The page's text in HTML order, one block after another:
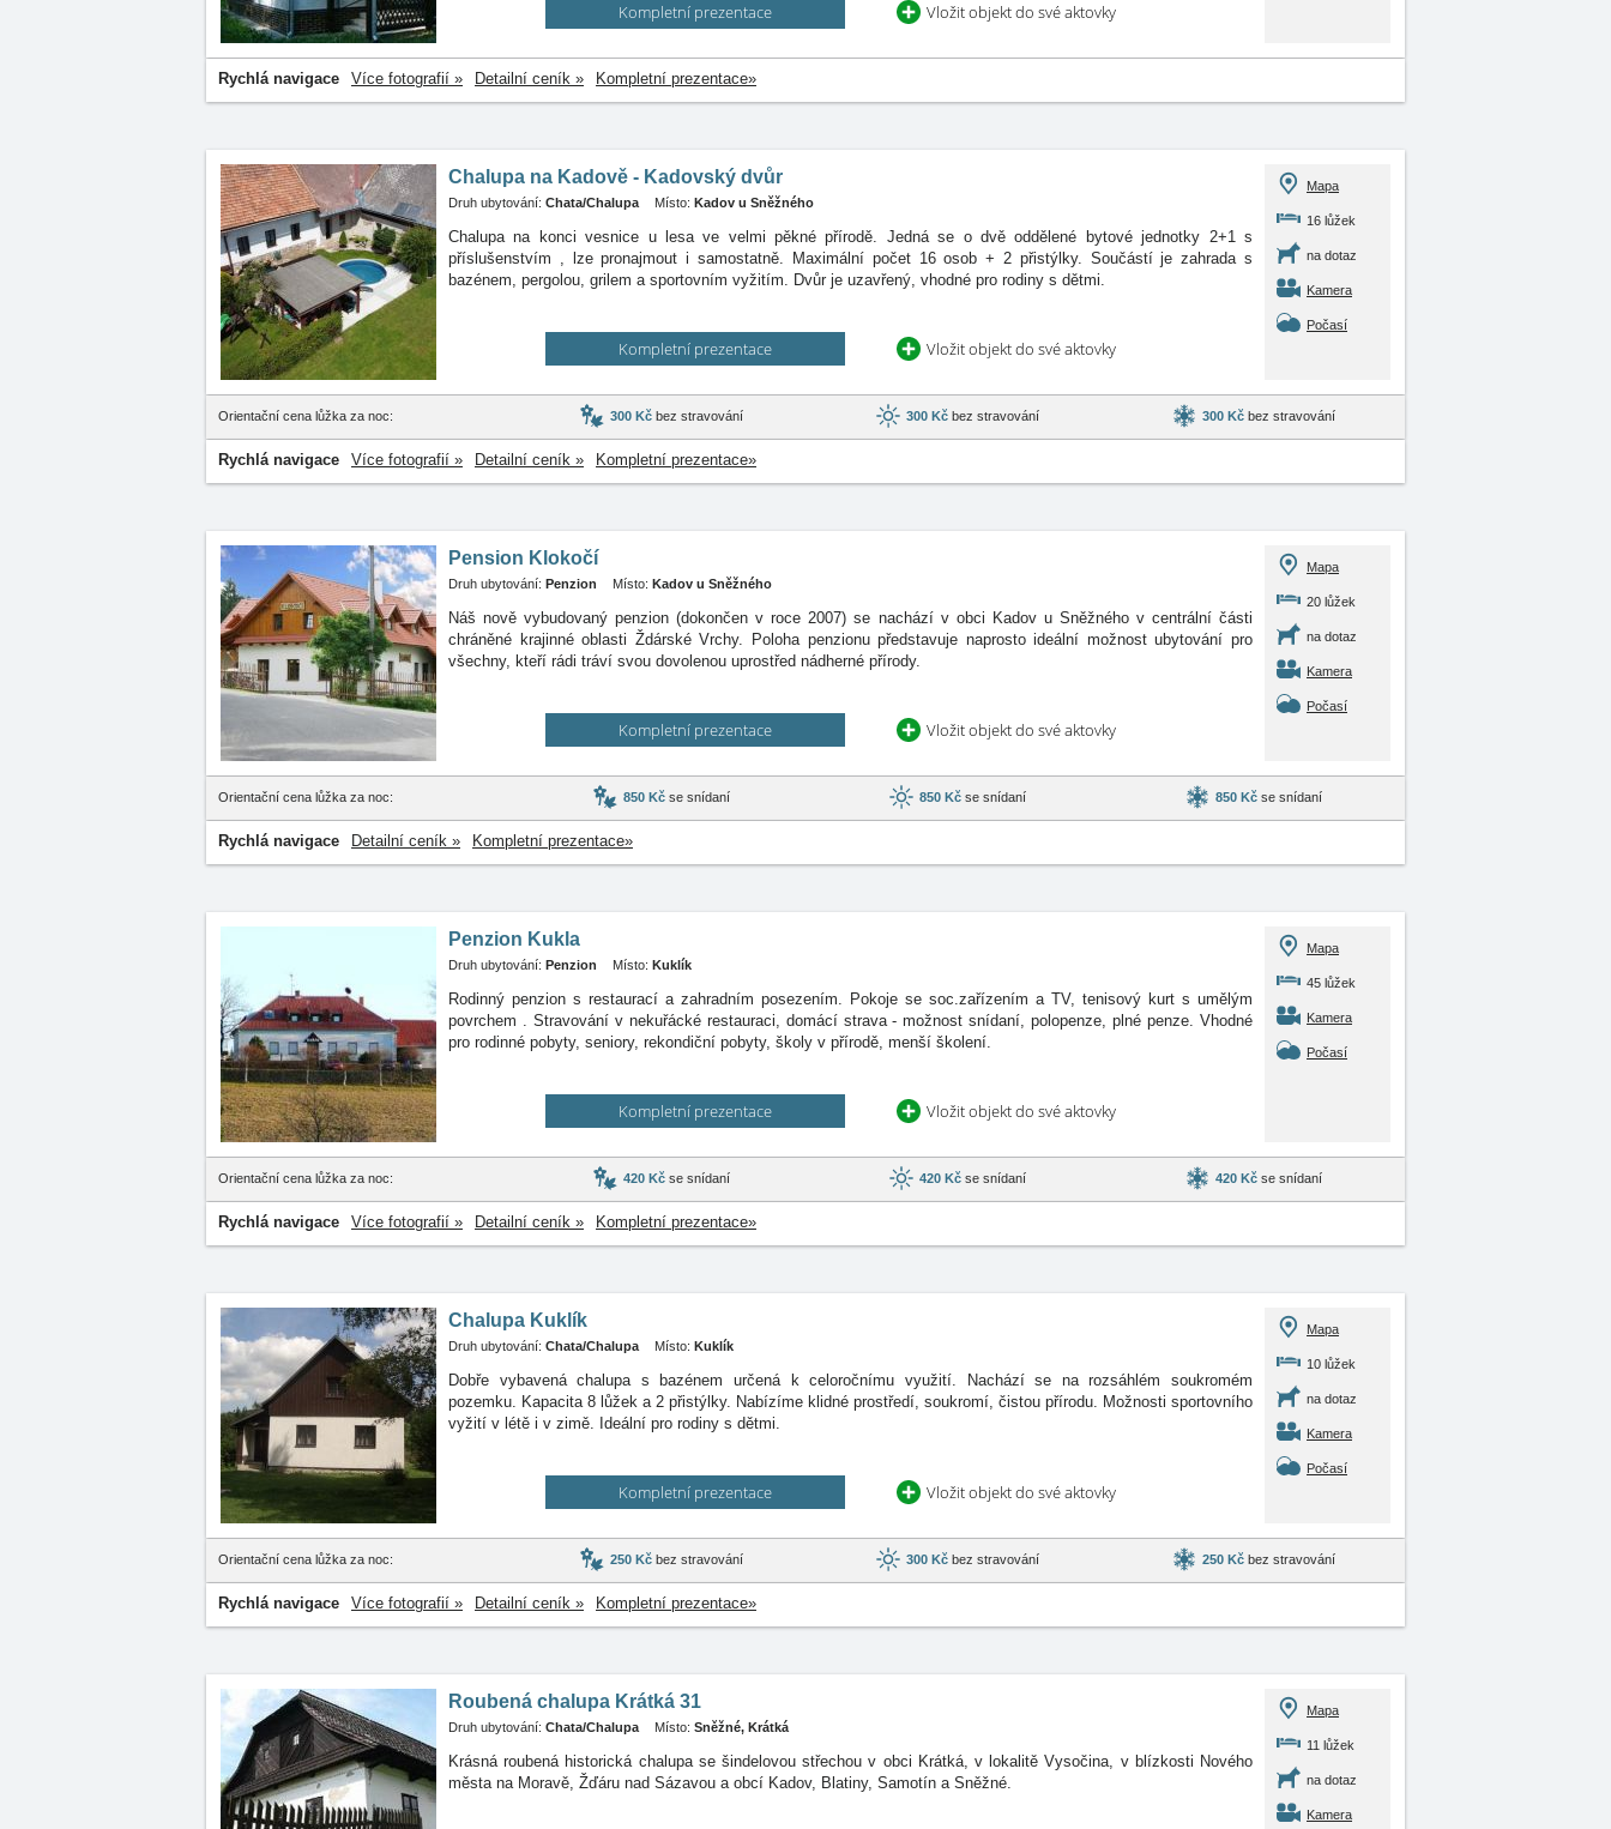
Kompletní prezentace Vložit objekt do své aktovky
Rychlá navigace Více fotografií » Detailní ceník » Kompletní prezentace»
Chalupa na Kadově - Kadovský dvůr
Druh ubytování: Chata/Chalupa Místo: Kadov u Sněžného
Chalupa na konci vesnice u lesa ve velmi pěkné přírodě. Jedná se o dvě oddělené bytové jednotky 2+1 s
příslušenstvím , lze pronajmout i samostatně. Maximální počet 16 osob + 2 přistýlky. Součástí je zahrada s
bazénem, pergolou, grilem a sportovním vyžitím. Dvůr je uzavřený, vhodné pro rodiny s dětmi.
Kompletní prezentace Vložit objekt do své aktovky
Mapa
16 lůžek
na dotaz
Kamera
Počasí
Orientační cena lůžka za noc: 300 Kčbez stravování 300 Kčbez stravování 300 Kčbez stravování
Rychlá navigace Více fotografií » Detailní ceník » Kompletní prezentace»
Pension Klokočí
Druh ubytování: Penzion Místo: Kadov u Sněžného
Náš nově vybudovaný penzion (dokončen v roce 2007) se nachází v obci Kadov u Sněžného v centrální části
chráněné krajinné oblasti Ždárské Vrchy. Poloha penzionu představuje naprosto ideální možnost ubytování pro
všechny, kteří rádi tráví svou dovolenou uprostřed nádherné přírody.
Kompletní prezentace Vložit objekt do své aktovky
Mapa
20 lůžek
na dotaz
Kamera
Počasí
Orientační cena lůžka za noc: 850 Kčse snídaní 850 Kčse snídaní 850 Kčse snídaní
Rychlá navigace Detailní ceník » Kompletní prezentace»
Penzion Kukla
Druh ubytování: Penzion Místo: Kuklík
Rodinný penzion s restaurací a zahradním posezením. Pokoje se soc.zařízením a TV, tenisový kurt s umělým
povrchem . Stravování v nekuřácké restauraci, domácí strava - možnost snídaní, polopenze, plné penze. Vhodné
pro rodinné pobyty, seniory, rekondiční pobyty, školy v přírodě, menší školení.
Kompletní prezentace Vložit objekt do své aktovky
Mapa
45 lůžek
Kamera
Počasí
Orientační cena lůžka za noc: 420 Kčse snídaní 420 Kčse snídaní 420 Kčse snídaní
Rychlá navigace Více fotografií » Detailní ceník » Kompletní prezentace»
Chalupa Kuklík
Druh ubytování: Chata/Chalupa Místo: Kuklík
Dobře vybavená chalupa s bazénem určená k celoročnímu využití. Nachází se na rozsáhlém soukromém
pozemku. Kapacita 8 lůžek a 2 přistýlky. Nabízíme klidné prostředí, soukromí, čistou přírodu. Možnosti sportovního
vyžití v létě i v zimě. Ideální pro rodiny s dětmi.
Kompletní prezentace Vložit objekt do své aktovky
Mapa
10 lůžek
na dotaz
Kamera
Počasí
Orientační cena lůžka za noc: 250 Kčbez stravování 300 Kčbez stravování 250 Kčbez stravování
Rychlá navigace Více fotografií » Detailní ceník » Kompletní prezentace»
Roubená chalupa Krátká 31
Druh ubytování: Chata/Chalupa Místo: Sněžné, Krátká
Krásná roubená historická chalupa se šindelovou střechou v obci Krátká, v lokalitě Vysočina, v blízkosti Nového
města na Moravě, Žďáru nad Sázavou a obcí Kadov, Blatiny, Samotín a Sněžné.
Mapa
11 lůžek
na dotaz
Kamera